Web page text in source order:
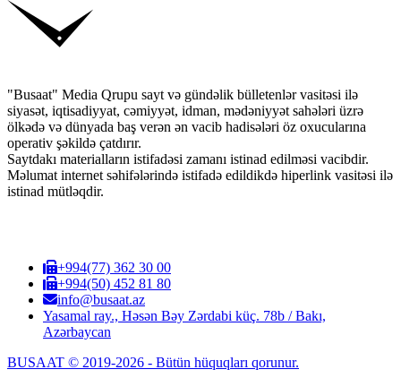
"Busaat" Media Qrupu sayt və gündəlik bülletenlər vasitəsi ilə
siyasət, iqtisadiyyat, cəmiyyət, idman, mədəniyyət sahələri üzrə
ölkədə və dünyada baş verən ən vacib hadisələri öz oxucularına
operativ şəkildə çatdırır.
Saytdakı materialların istifadəsi zamanı istinad edilməsi vacibdir.
Məlumat internet səhifələrində istifadə edildikdə hiperlink vasitəsi ilə
istinad mütləqdir.
+994(77) 362 30 00
+994(50) 452 81 80
info@busaat.az
Yasamal ray., Həsən Bəy Zərdabi küç. 78b / Bakı,
Azərbaycan
BUSAAT © 2019-2026 - Bütün hüquqları qorunur.